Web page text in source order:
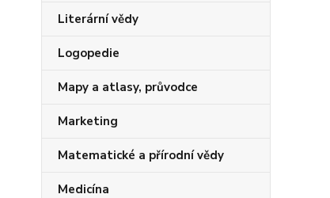
Literární vědy
Logopedie
Mapy a atlasy, průvodce
Marketing
Matematické a přírodní vědy
Medicína